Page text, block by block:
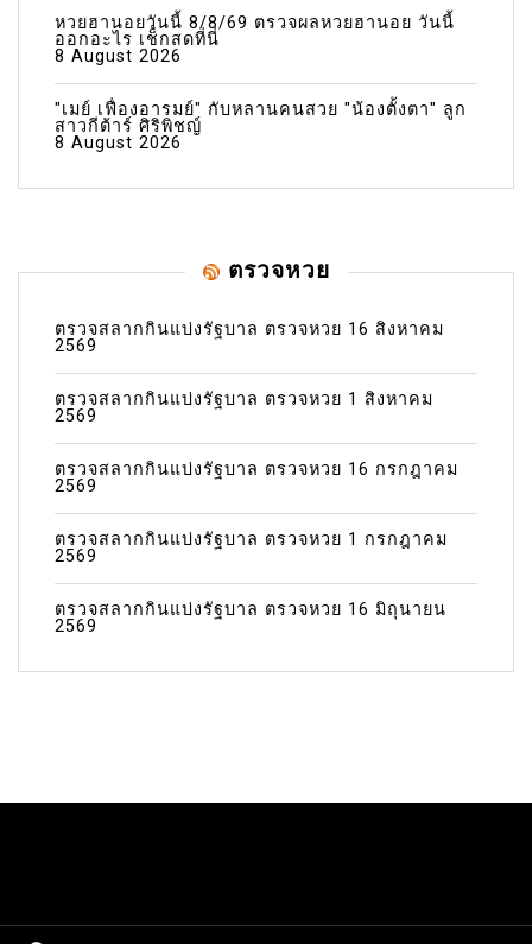
หวยฮานอยวันนี้ 8/8/69 ตรวจผลหวยฮานอย วันนี้
ออกอะไร เช็กสดที่นี่
8 August 2026
"เมย์ เฟื่องอารมย์" กับหลานคนสวย "น้องตั้งตา" ลูก
สาวกีต้าร์ ศิริพิชญ์
8 August 2026
ตรวจหวย
ตรวจสลากกินแบ่งรัฐบาล ตรวจหวย 16 สิงหาคม
2569
ตรวจสลากกินแบ่งรัฐบาล ตรวจหวย 1 สิงหาคม
2569
ตรวจสลากกินแบ่งรัฐบาล ตรวจหวย 16 กรกฎาคม
2569
ตรวจสลากกินแบ่งรัฐบาล ตรวจหวย 1 กรกฎาคม
2569
ตรวจสลากกินแบ่งรัฐบาล ตรวจหวย 16 มิถุนายน
2569